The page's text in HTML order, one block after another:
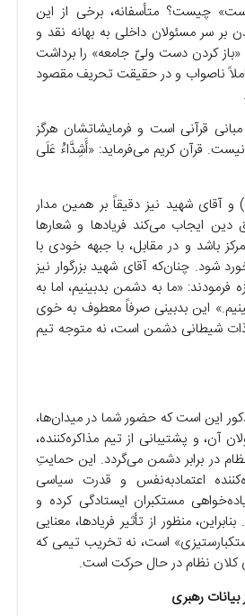
چیست؟ متأسفانه، برخی از این
بر سر مسئولان داخلی به بهانه نقد و
کردن دست ولیّ جامعه» را برداشت
ناصواب و در حقیقت تحریف مقصود
قرآنی است و فرمایشاتشان هرگز
نیست. قرآن کریم می‌فرماید: «أَشِدَّاءُ عَلَى
و آقای شهید نیز دقیقاً بر همین مدار
دین ایجاب می‌کند فریادها و شعارها
باشد و در مقابل، با جبهه خودی با
شود. چنان‌که آقای شهید بزرگوار نیز
«ما به دشمن بدبینیم، اما به
این بدبینی صرفاً معطوف به خوی
شیطانی دشمن است، نه متوجه تیم
این است که حضور شما در میدان‌ها،
آن، و پشتیبانی از تیم مذاکره‌کننده،
در برابر دشمن می‌گردد. این حمایتِ
اعتمادبه‌نفس و قدرت سیاسی
مستکبران ایستادگی کرده و
منظور از تأثیر فریادها، معنایی
است، نه تخریب تیمی که
نظام در حال حرکت است.